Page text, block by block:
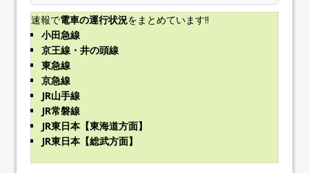
速報で電車の運行状況をまとめています!!
小田急線
京王線・井の頭線
東急線
京急線
JR山手線
JR常磐線
JR東日本【東海道方面】
JR東日本【総武方面】